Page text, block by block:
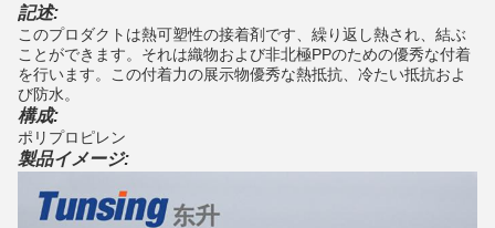
記述:
このプロダクトは熱可塑性の接着剤です、繰り返し熱され、結ぶ
ことができます。それは織物および非北極PPのための優秀な付着
を行います。この付着力の展示物優秀な熱抵抗、冷たい抵抗およ
び防水。
構成:
ポリプロピレン
製品イメージ: